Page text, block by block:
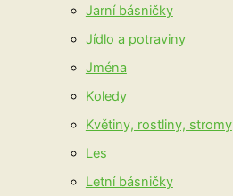
Jarní básničky
Jídlo a potraviny
Jména
Koledy
Květiny, rostliny, stromy
Les
Letní básničky